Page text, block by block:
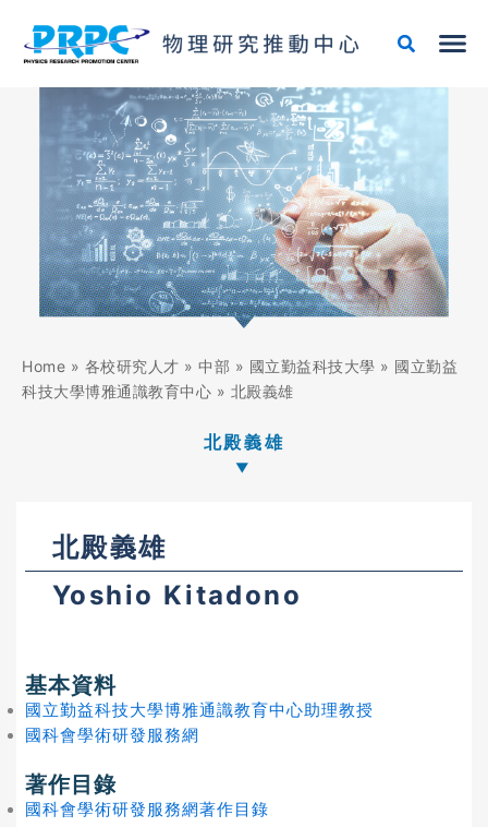
Home » 各校研究人才 » 中部 » 國立勤益科技大學 » 國立勤益
科技大學博雅通識教育中心 » 北殿義雄
北殿義雄
北殿義雄
Yoshio Kitadono
基本資料
國立勤益科技大學博雅通識教育中心助理教授
國科會學術研發服務網
著作目錄
國科會學術研發服務網著作目錄